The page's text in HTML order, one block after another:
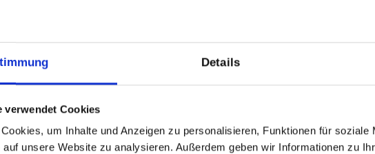
Details
verwendet Cookies
um Inhalte und Anzeigen zu personalisieren, Funktionen für soziale
auf unsere Website zu analysieren. Außerdem geben wir Informationen zu